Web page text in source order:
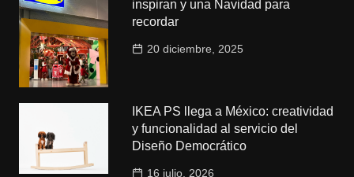
inspiran y una Navidad para
recordar
20 diciembre, 2025
IKEA PS llega a México: creatividad
y funcionalidad al servicio del
Diseño Democrático
16 julio, 2026